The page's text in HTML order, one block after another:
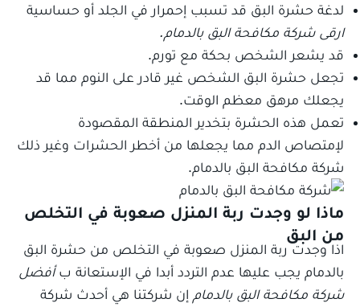
لدغة حشرة البق قد تسبب إحمرار في الجلد أو حساسية
ارقى شركة مكافحة البق بالدمام.
قد يشعر الشخص بحكة مع تورم.
تجعل حشرة البق الشخص غير قادر على النوم مما قد
يجعلك مرهق معظم الوقت.
تعمل هذه الحشرة بتخدير المنطقة المقصودة
لإمتصاص الدم مما يجعلها من أخطر الحشرات وغير ذلك
شركة مكافحة البق بالدمام.
ماذا لو وجدت ربة المنزل صعوبة في التخلص
من البق
اذا وجدت ربة المنزل صعوبة في التخلص من حشرة البق
بالدمام يجب عليها عدم التردد أبدا في الإستعانة بأفضل
شركة مكافحة البق بالدمام إن شركتنا هي أحدث شركة